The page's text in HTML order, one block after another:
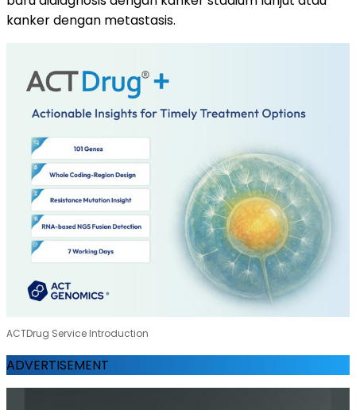
kanker dengan metastasis.
ACTDrug Service Introduction
ADVERTISEMENT